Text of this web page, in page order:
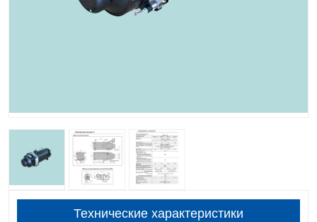
Технические характеристики